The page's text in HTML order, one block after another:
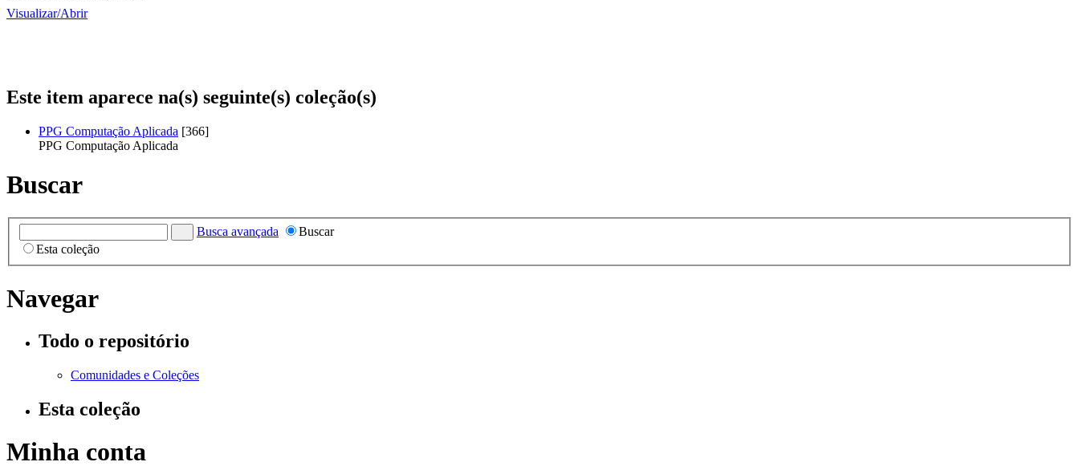
Visualizar/Abrir
Este item aparece na(s) seguinte(s) coleção(s)
PPG Computação Aplicada [366]
PPG Computação Aplicada
Buscar
Busca avançada
Buscar
Esta coleção
Navegar
Todo o repositório
Comunidades e Coleções
Esta coleção
Minha conta